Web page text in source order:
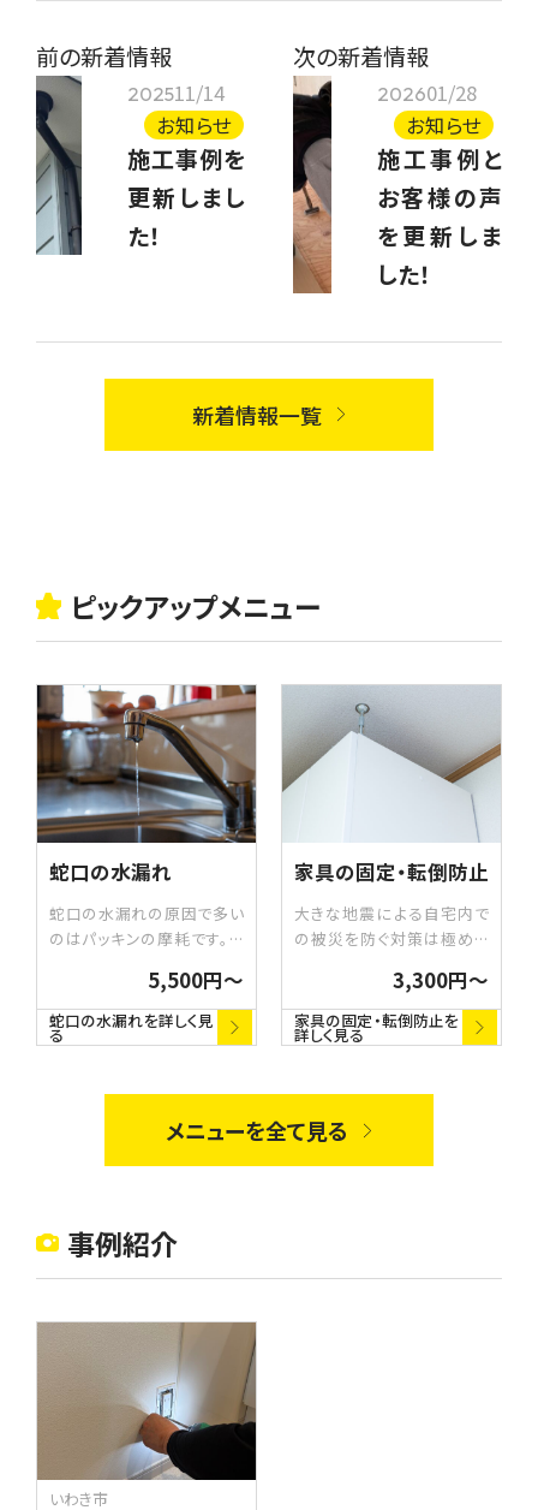
前の新着情報
202511/14
お知らせ
施工事例を
更新しまし
た！
次の新着情報
202601/28
お知らせ
施工事例と
お客様の声
を更新しま
した！
新着情報一覧
ピックアップメニュー
蛇口の水漏れ
蛇口の水漏れの原因で多い
のはパッキンの摩耗です。パ
違うものがたくさんあります。
どの部分から水漏れしている
かを確認し、修理・交換いた
5,500円〜
蛇口の水漏れを詳しく見
る
家具の固定・転倒防止
大きな地震による自宅内で
の被災を防ぐ対策は極めて
集まるリビングなど、家のな
かに潜む危険を取り除くこと
は命を守るためにとても大切
や、自宅の危険箇所の修繕・
い空間を作るお手伝いをいた
します。
3,300円〜
家具の固定・転倒防止を
詳しく見る
メニューを全て見る
事例紹介
いわき市